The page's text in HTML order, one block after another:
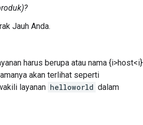
Jauh Anda.
harus berupa atau nama {i>host<i}
akan terlihat seperti
layanan helloworld dalam